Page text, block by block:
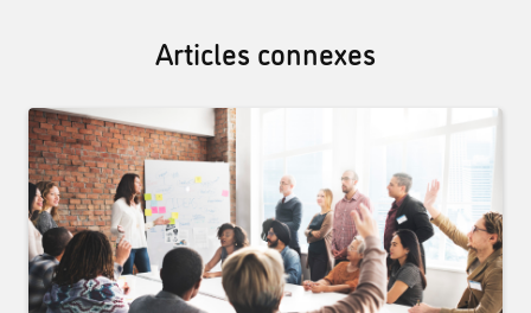
Articles connexes